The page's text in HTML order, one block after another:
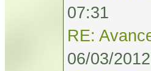
07:31
RE:
06/03/